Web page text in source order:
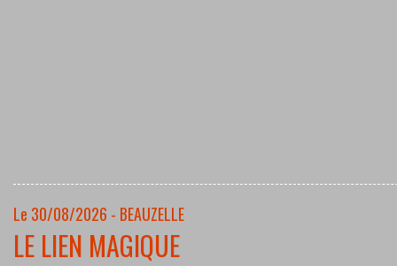
Le 30/08/2026 - BEAUZELLE
LE LIEN MAGIQUE